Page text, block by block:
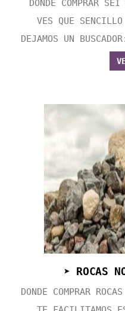
DONDE COMPRAR
VES QUE
DEJAMOS UN
➤ ROCAS
DONDE COMPRAR